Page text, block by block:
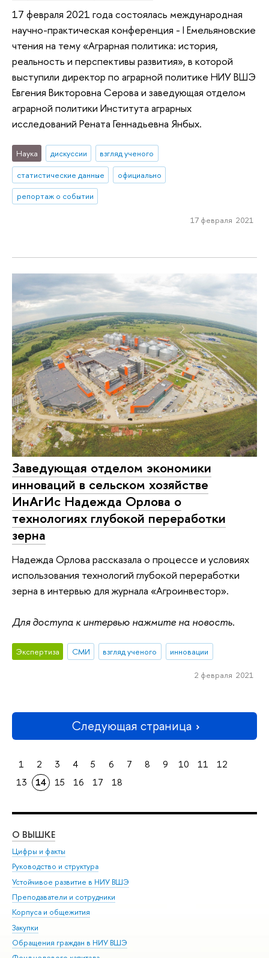
17 февраля 2021 года состоялась международная
научно-практическая конференция - I Емельяновские
чтения на тему «Аграрная политика: история,
реальность и перспективы развития», в которой
выступили директор по аграрной политике НИУ ВШЭ
Евгения Викторовна Серова и заведующая отделом
аграрной политики Института аграрных
исследований Рената Геннадьевна Янбых.
Наука дискуссии
взгляд ученого
статистические данные
официально
репортаж о событии
17 февраля 2021
Заведующая отделом экономики
инноваций в сельском хозяйстве
ИнАгИс Надежда Орлова о
технологиях глубокой переработки
зерна
Надежда Орлова рассказала о процессе и условиях
использования технологий глубокой переработки
зерна в интервью для журнала «Агроинвестор».
Для доступа к интервью нажмите на новость.
Экспертиза СМИ взгляд ученого инновации
2 февраля 2021
Следующая страница
1 2 3 4 5 6 7 8 9 10 11
12
13
14 15 16 17 18
О ВЫШКЕ
Цифры и факты
Руководство и структура
Устойчивое развитие в НИУ ВШЭ
Преподаватели и сотрудники
Корпуса и общежития
Закупки
Обращения граждан в НИУ ВШЭ